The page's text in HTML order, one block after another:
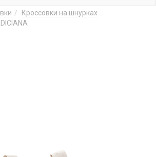
Кроссовки на шнурках